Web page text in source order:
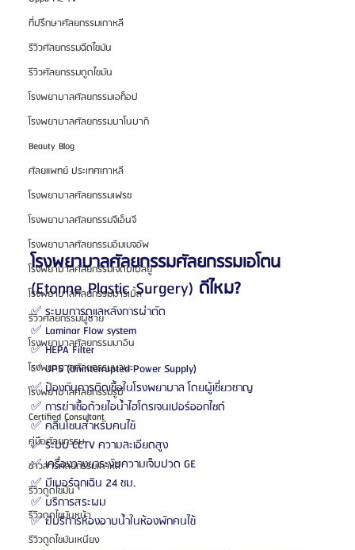
ที่ปรึกษาศัลยกรรมเกาหลี
รีวิวศัลยกรรมฉีดไขมัน
รีวิวศัลยกรรมดูดไขมัน
โรงพยาบาลศัลยกรรมเอท็อป
โรงพยาบาลศัลยกรรมบาโนบากิ
Beauty Blog
ศัลยแพทย์ ประเทศเกาหลี
โรงพยาบาลศัลยกรรมเฟรช
โรงพยาบาลศัลยกรรมจีเอ็นจี
โรงพยาบาลศัลยกรรมอิมเมจอัพ
โรงพยาบาลศัลยกรรมเจดับเบิลยู
โรงพยาบาลศัลยกรรมมาร์เบิ้ล
รีวิวศัลยกรรมผู้ชาย
โรงพยาบาลศัลยกรรมมาอิน
โรงพยาบาลศัลยกรรมนานะ
โรงพยาบาลศัลยกรรมรูบี
Certified Consultant
คู่มือศัลยกรรม
ข่าวสารศัลยกรรมเกาหลี
รีวิวดูดไขมัน
รีวิวดูดไขมันหน้า
รีวิวดูดไขมันเหนียง
โรงพยาบาลศัลยกรรมศัลยกรรมเอโตน
(Etonne Plastic Surgery) ดีไหม?
✅ ระบบการดูแลหลังการผ่าตัด
✅ Laminar Flow system
✅ HEPA Filter
✅ UPS (Uninterrupted Power Supply)
✅ ป้องกันการติดเชื้อในโรงพยาบาล โดยผู้เชี่ยวชาญ
✅ การฆ่าเชื้อด้วยไอน้ำไฮโดรเจนเปอร์ออกไซด์
✅ คลีนโซนสำหรับคนไข้
✅ ระบบ CCTV ความละเอียดสูง
✅ เครื่องวางยาระงับความเจ็บปวด GE
✅ มีเบอร์ฉุกเฉิน 24 ชม.
✅ บริการสระผม
✅ มีบริการห้องอาบน้ำในห้องพักคนไข้